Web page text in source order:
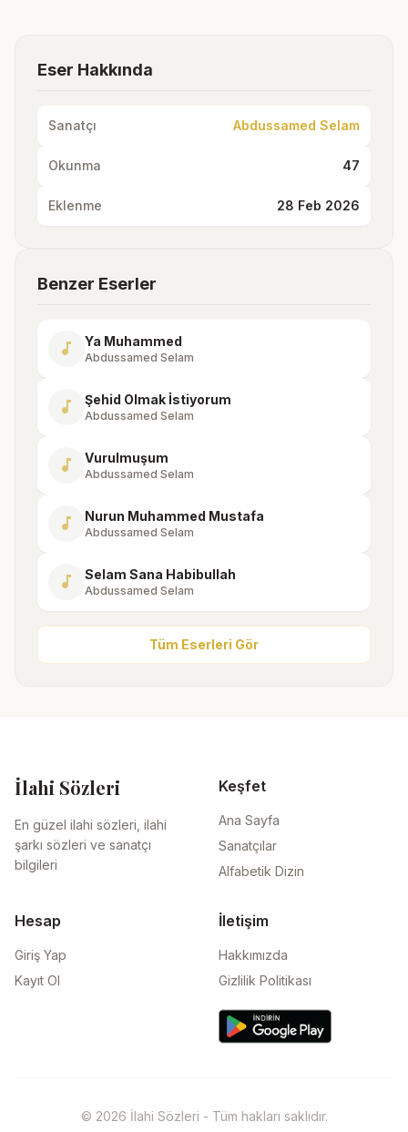
Eser Hakkında
Sanatçı Abdussamed Selam
Okunma 47
Eklenme 28 Feb 2026
Benzer Eserler
music_note Ya Muhammed
Abdussamed Selam
music_note Şehid Olmak İstiyorum
Abdussamed Selam
music_note Vurulmuşum
Abdussamed Selam
music_note Nurun Muhammed Mustafa
Abdussamed Selam
music_note Selam Sana Habibullah
Abdussamed Selam
Tüm Eserleri Gör
İlahi Sözleri
En güzel ilahi sözleri, ilahi
şarkı sözleri ve sanatçı
bilgileri
Keşfet
Ana Sayfa
Sanatçılar
Alfabetik Dizin
Hesap
Giriş Yap
Kayıt Ol
İletişim
Hakkımızda
Gizlilik Politikası
© 2026 İlahi Sözleri - Tüm hakları saklıdır.